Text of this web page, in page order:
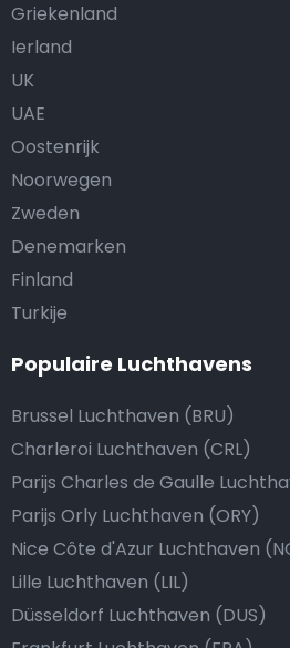
Griekenland
Ierland
UK
UAE
Oostenrijk
Noorwegen
Zweden
Denemarken
Finland
Turkije
Populaire Luchthavens
Brussel Luchthaven (BRU)
Charleroi Luchthaven (CRL)
Parijs Charles de Gaulle
Parijs Orly Luchthaven (ORY)
Nice Côte d'Azur Luchthaven
Lille Luchthaven (LIL)
Düsseldorf Luchthaven (DUS)